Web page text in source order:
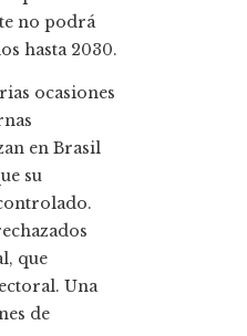
no podrá
hasta 2030.
ocasiones
en Brasil
su
que
Una
de